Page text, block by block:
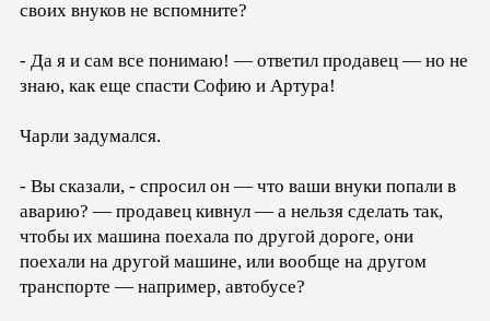
своих внуков не вспомните?
- Да я и сам все понимаю! — ответил продавец — но не
знаю, как еще спасти Софию и Артура!
Чарли задумался.
- Вы сказали, - спросил он — что ваши внуки попали в
аварию? — продавец кивнул — а нельзя сделать так,
чтобы их машина поехала по другой дороге, они
поехали на другой машине, или вообще на другом
транспорте — например, автобусе?